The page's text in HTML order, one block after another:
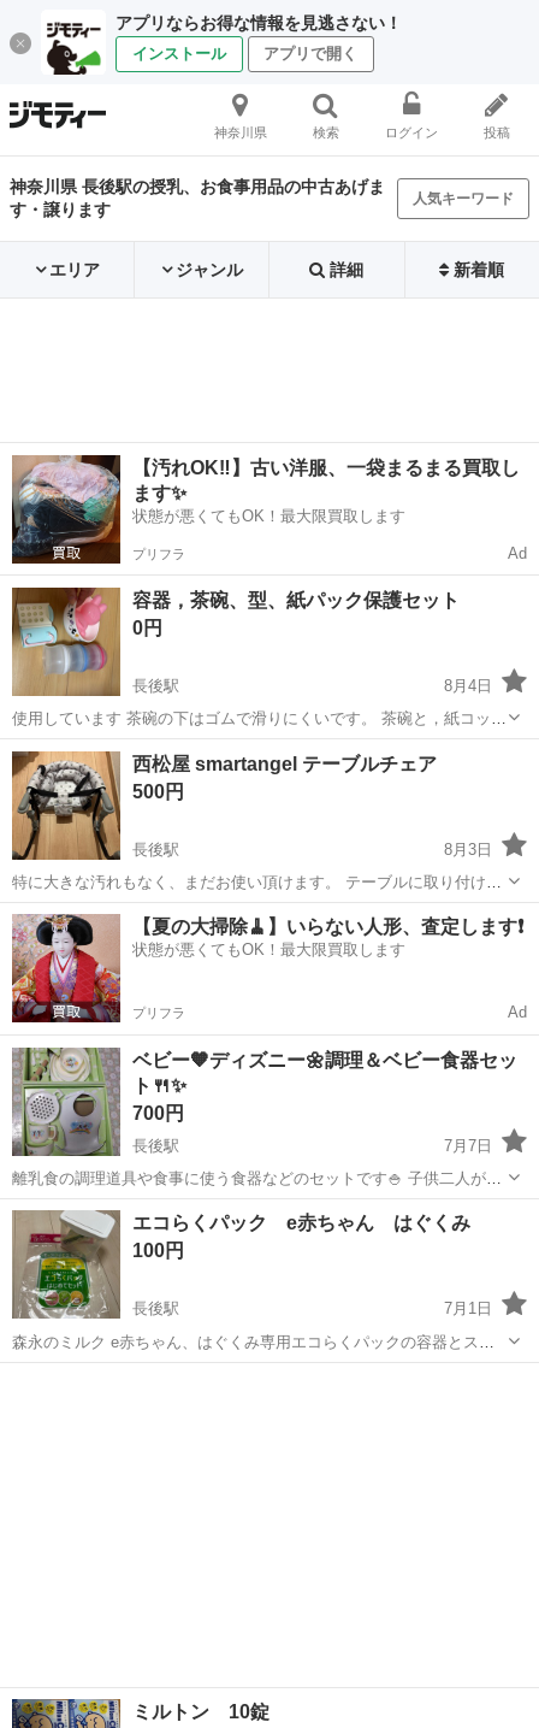
アプリならお得な情報を見逃さない！
インストール アプリで開く
神奈川県 検索 ログイン 投稿
神奈川県 長後駅の授乳、お食事用品の中古あげま
す・譲ります
人気キーワード
エリア ジャンル 詳細 新着順
【汚れOK‼️】古い洋服、一袋まるまる買取し
ます✨
状態が悪くてもOK！最大限買取します
プリフラ Ad
容器，茶碗、型、紙パック保護セット
0円
長後駅
8月4日
使用しています 茶碗の下はゴムで滑りにくいです。 茶碗と，紙コップ
は2、3回の使用 ※機種や光の関係で写真と色味が若干異なる場合もご
ざいます、ご了承ください 使用感などの感じ方には個人差があります
ので状態を細かく気にさ...
神奈川 藤沢市 長後駅
西松屋 smartangel テーブルチェア
500円
長後駅
8月3日
特に大きな汚れもなく、まだお使い頂けます。 テーブルに取り付けら
れるので、場所を取らなくて大変便利でした！
神奈川 藤沢市 長後駅 ベビー用品 西松屋
【夏の大掃除🧹】いらない人形、査定します❗️
状態が悪くてもOK！最大限買取します
プリフラ Ad
ベビー🧡ディズニー🌼調理＆ベビー食器セッ
ト🍴✨
700円
長後駅
7月7日
離乳食の調理道具や食事に使う食器などのセットです🍚 子供二人が使
いました☺️☺️ すり棒は付いていますが、使用していたので着色してし
まっています。新しい物に変えたほうが良いと思います🌻 食器も洗っ
てありますが、着色している所...
神奈川 藤沢市 長後駅 ベビー用品 食器セット
エコらくパック e赤ちゃん はぐくみ
100円
長後駅
7月1日
森永のミルク e赤ちゃん、はぐくみ専用エコらくパックの容器とスプ
ーンのセットです スプーンは20と50（限定）がはかれる2点です 完全
ミルトン 10錠